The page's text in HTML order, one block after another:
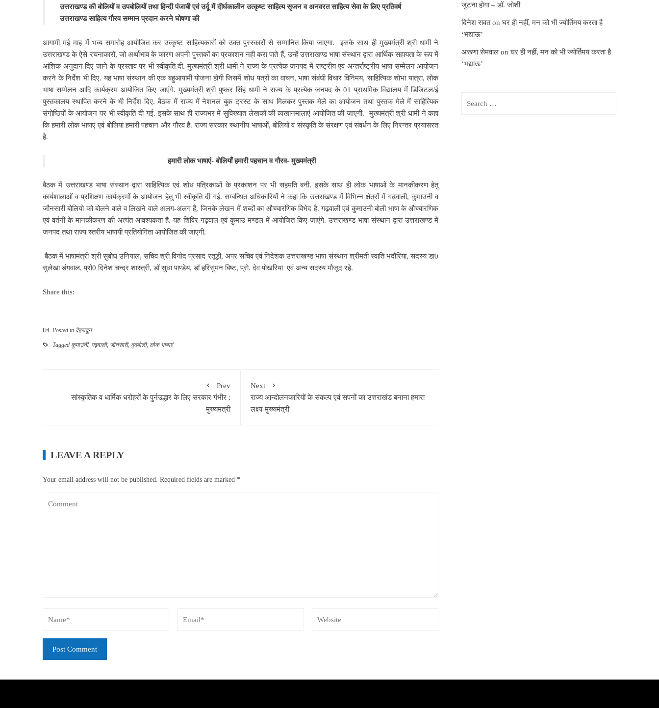
उत्तराखण्ड की बोलियों व उपबोलियों तथा हिन्दी पंजाबी एवं उर्दू में दीर्घकालीन उत्कृष्ट साहित्य सृजन व अनवरत साहित्य सेवा के लिए प्रतिवर्ष
उत्तराखण्ड साहित्य गौरव सम्मान प्रदान करने घोषणा की
आगामी मई माह में भव्य समारोह आयोजित कर उत्कृष्ट साहित्यकारों को उक्त पुरस्कारों से सम्मानित किया जाएगा. इसके साथ ही मुख्यमंत्री श्री धामी ने
उत्तराखण्ड के ऐसे रचनाकारों, जो अर्थाभाव के कारण अपनी पुस्तकों का प्रकाशन नही करा पाते हैं, उन्हें उत्तराखण्ड भाषा संस्थान द्वारा आर्थिक सहायता के रूप में
आंशिक अनुदान दिए जाने के प्रस्ताव पर भी स्वीकृति दी. मुख्यमंत्री श्री धामी ने राज्य के प्रत्येक जनपद में राष्ट्रीय एवं अन्तर्राष्ट्रीय भाषा सम्मेलन आयोजन
करने के निर्देश भी दिए. यह भाषा संस्थान की एक बहुआयामी योजना होगी जिसमें शोध पत्रों का वाचन, भाषा संबंधी विचार विनिमय, साहित्यिक शोभा यात्रा, लोक
भाषा सम्मेलन आदि कार्यक्रम आयोजित किए जाएंगे. मुख्यमंत्री श्री पुष्कर सिंह धामी ने राज्य के प्रत्येक जनपद के 01 प्राथमिक विद्यालय में डिजिटल/ई
पुस्तकालय स्थापित करने के भी निर्देश दिए. बैठक में राज्य में नेशनल बुक ट्रस्ट के साथ मिलकर पुस्तक मेले का आयोजन तथा पुस्तक मेले में साहित्यिक
संगोष्ठियों के आयोजन पर भी स्वीकृति दी गई. इसके साथ ही राज्यभर में सुविख्यात लेखकों की व्यखानमालाएं आयोजित की जाएगी. मुख्यमंत्री श्री धामी ने कहा
कि हमारी लोक भाषाएं एवं बोलियां हमारी पहचान और गौरव है. राज्य सरकार स्थानीय भाषाओं, बोलियों व संस्कृति के संरक्षण एवं संवर्धन के लिए निरन्तर प्रयासरत
है.
हमारी लोक भाषाएं- बोलियाँ हमारी पहचान व गौरव- मुख्यमंत्री
बैठक में उत्तराखण्ड भाषा संस्थान द्वारा साहित्यिक एवं शोध पत्रिकाओं के प्रकाशन पर भी सहमति बनी. इसके साथ ही लोक भाषाओं के मानकीकरण हेतु
कार्यशालाओं व प्रशिक्षण कार्यक्रमों के आयोजन हेतु भी स्वीकृति दी गई. सम्बन्धित अधिकारियों ने कहा कि उत्तराखण्ड में विभिन्न क्षेत्रों में गढ़वाली, कुमाउनी व
जौनसारी बोलियो को बोलने वाले व लिखने वाले अलग-अलग हैं, जिनके लेखन में शब्दों का औच्चारणिक विभेद है. गढ़वाली एवं कुमाउनी बोली भाषा के औच्चारणिक
एवं वर्तनी के मानकीकरण की अत्यंत आवश्यकता है. यह शिविर गढ़वाल एवं कुमाउं मण्डल में आयोजित किए जाएंगे. उत्तराखण्ड भाषा संस्थान द्वारा उत्तराखण्ड में
जनपद तथा राज्य स्तरीय भाषायी प्रतियोगिता आयोजित की जाएगी.
बैठक में भाषामंत्री श्री सुबोध उनियाल, सचिव श्री विनोद प्रसाद रतूड़ी, अपर सचिव एवं निदेशक उत्तराखण्ड भाषा संस्थान श्रीमती स्वाति भदौरिया, सदस्य डा0
सुलेखा डंगवाल, प्रो0 दिनेश चन्द्र शास्त्री, डॉ सुधा पाण्डेय, डॉ हरिसुमन बिष्ट, प्रो. देव पोखरिया एवं अन्य सदस्य मौजूद रहे.
Share this:
Posted in देहरादून
Tagged कुमाउंनी, गढ़वाली, जौनसारी, दुदबोली, लोक भाषाएं
Prev
सांस्कृतिक व धार्मिक धरोहरों के पुर्नउद्धार के लिए सरकार गंभीर :
मुख्यमंत्री
Next
राज्य आन्दोलनकारियों के संकल्प एवं सपनों का उत्तराखंड बनाना हमारा
लक्ष्य-मुख्यमंत्री
LEAVE A REPLY
Your email address will not be published. Required fields are marked *
जुटना होगा – डॉ. जोशी
दिनेश रावतonघर ही नहीं, मन को भी ज्योर्तिमय करता है
‘भद्याऊ’
अरूणा सेमवाल onघर ही नहीं, मन को भी ज्योर्तिमय करता है
‘भद्याऊ’